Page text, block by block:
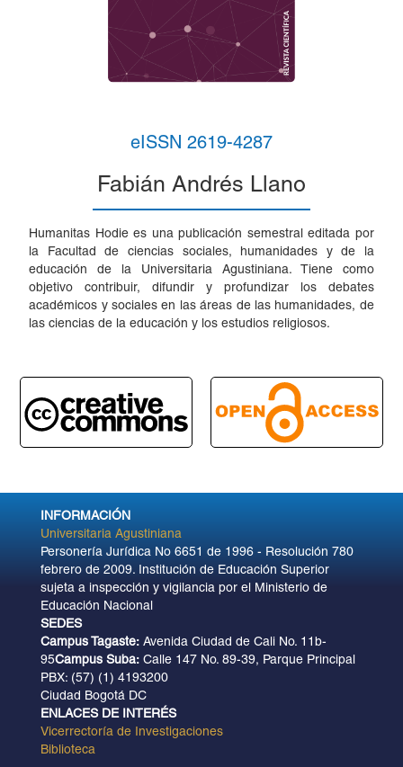
eISSN 2619-4287
Fabián Andrés Llano
Humanitas Hodie es una publicación semestral editada por
la Facultad de ciencias sociales, humanidades y de la
educación de la Universitaria Agustiniana. Tiene como
objetivo contribuir, difundir y profundizar los debates
académicos y sociales en las áreas de las humanidades, de
las ciencias de la educación y los estudios religiosos.
INFORMACIÓN
Universitaria Agustiniana
Personería Jurídica No 6651 de 1996 - Resolución 780
febrero de 2009. Institución de Educación Superior
sujeta a inspección y vigilancia por el Ministerio de
Educación Nacional
SEDES
Campus Tagaste: Avenida Ciudad de Cali No. 11b-
95Campus Suba: Calle 147 No. 89-39, Parque Principal
PBX: (57) (1) 4193200
Ciudad Bogotá DC
ENLACES DE INTERÉS
Vicerrectoría de Investigaciones
Biblioteca